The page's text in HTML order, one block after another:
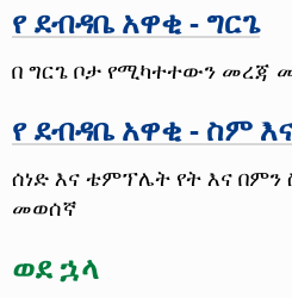
የ ደብዳቤ አዋቂ - ግርጌ
በ ግርጌ ቦታ የሚካተተውን መረጃ
የ ደብዳቤ አዋቂ - ስም
ሰነድ እና ቴምፕሌት የት እና
መወሰኛ
ወደ ኋላ